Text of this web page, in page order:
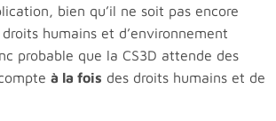
bien qu’il ne soit pas encore
humains et d’environnement
probable que la CS3D attende des
à la fois des droits humains et de